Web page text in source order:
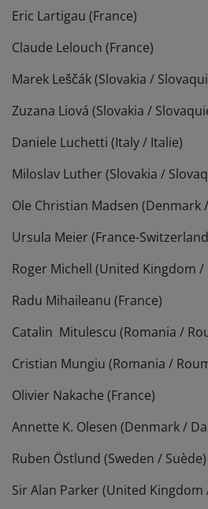
Eric Lartigau (France)
Claude Lelouch (France)
Marek Leščák (Slovakia /
Zuzana Liová (Slovakia /
Daniele Luchetti (Italy / Italie)
Miloslav Luther (Slovakia /
Ole Christian Madsen (Denmark
Ursula Meier (France-
Roger Michell (United Kingdom /
Radu Mihaileanu (France)
Catalin Mitulescu (Romania /
Cristian Mungiu (Romania /
Olivier Nakache (France)
Annette K. Olesen (Denmark /
Ruben Östlund (Sweden / Suède)
Sir Alan Parker (United Kingdom